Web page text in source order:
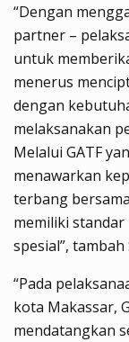
“Dengan
partner –
untuk
menerus
dengan
melaksanakan
Melalui GATF
menawarkan
terbang
memiliki
spesial”, tambah
“Pada
kota Makassar,
mendatangkan